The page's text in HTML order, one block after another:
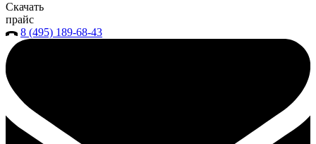
Скачать
прайс
8 (495) 189-68-43